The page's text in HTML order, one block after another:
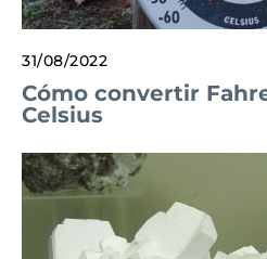
31/08/2022
Cómo convertir
Celsius